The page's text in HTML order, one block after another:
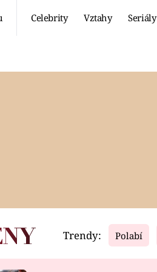
Celebrity Vztahy Seriály
Video
Trendy: Polabí